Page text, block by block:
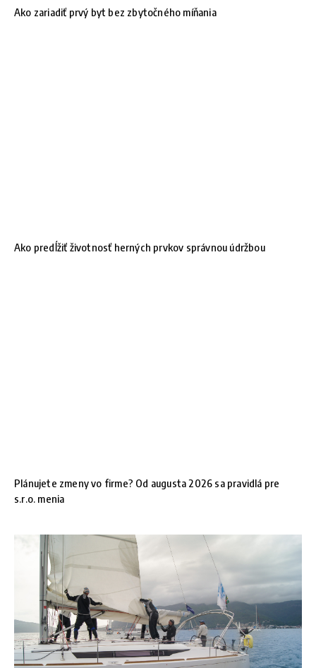
Ako zariadiť prvý byt bez zbytočného míňania
Ako predĺžiť životnosť herných prvkov správnou údržbou
Plánujete zmeny vo firme? Od augusta 2026 sa pravidlá pre
s.r.o. menia